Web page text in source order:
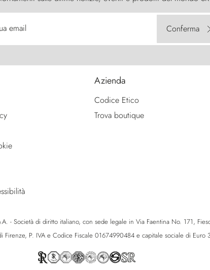
email Conferma
Azienda
Codice Etico
Trova boutique
- Società di diritto italiano, con sede legale in Via Faentina No. 171,
Firenze, P. IVA e Codice Fiscale 01674990484 e capitale sociale di